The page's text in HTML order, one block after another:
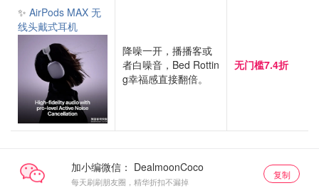
✨ AirPods MAX 无
线头戴式耳机
降噪一开，播播客或
者白噪音，Bed Rottin
g幸福感直接翻倍。
无门槛7.4折
加小编微信：
每天刷刷朋友圈，精华折扣不漏掉
复制